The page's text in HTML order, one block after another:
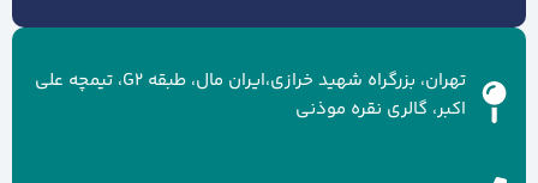
تهران، بزرگراه شهید خرازی،ایران مال، طبقه G2، تیمچه علی
اکبر، گالری نقره موذنی